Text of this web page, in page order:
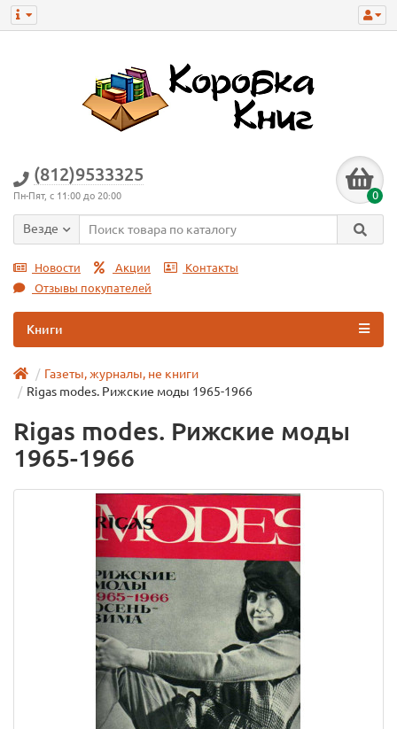
(812)9533325
Пн-Пят, с 11:00 до 20:00 0
Везде
Новости Акции
Контакты
Отзывы покупателей
Книги
Газеты, журналы, не книги
Rigas modes. Рижские моды 1965-1966
Rigas modes. Рижские моды
1965-1966